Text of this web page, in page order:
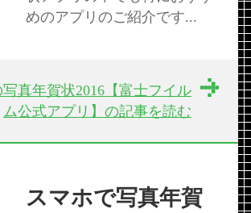
めのアプリのご紹介です...
真年賀状2016【富士フイル
ム公式アプリ】の記事を読む
スマホで写真年賀